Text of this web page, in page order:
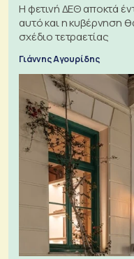
Η φετινή ΔΕΘ αποκτά
αυτό και η κυβέρνηση
σχέδιο τετραετίας
Γιάννης Αγουρίδης